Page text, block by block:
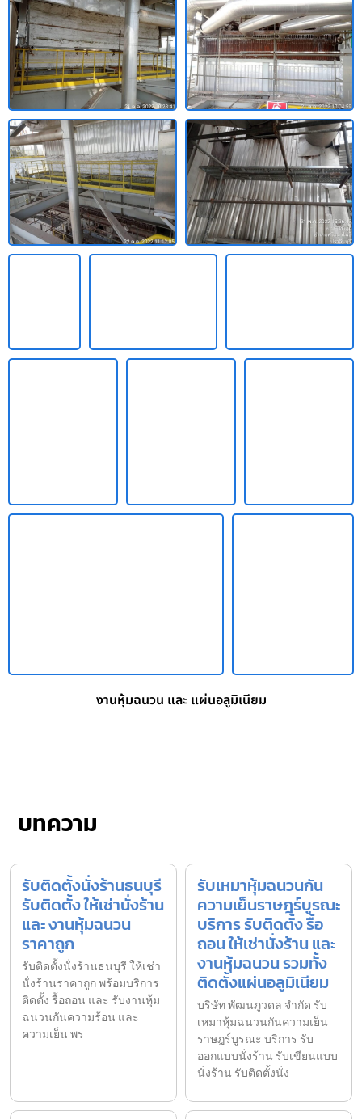
งานหุ้มฉนวน และ แผ่นอลูมิเนียม
บทความ
รับติดตั้งนั่งร้านธนบุรี
รับติดตั้ง ให้เช่านั่งร้าน
และ งานหุ้มฉนวน
ราคาถูก
รับติดตั้งนั่งร้านธนบุรี ให้เช่า
นั่งร้านราคาถูก พร้อมบริการ
ติดตั้ง รื้อถอน และ รับงานหุ้ม
ฉนวนกันความร้อน และ
ความเย็น พร
รับเหมาหุ้มฉนวนกัน
ความเย็นราษฎร์บูรณะ
บริการ รับติดตั้ง รื้อ
ถอน ให้เช่านั่งร้าน และ
งานหุ้มฉนวน รวมทั้ง
ติดตั้งแผ่นอลูมิเนียม
บริษัท พัฒนภูวดล จำกัด รับ
เหมาหุ้มฉนวนกันความเย็น
ราษฎร์บูรณะ บริการ รับ
ออกแบบนั่งร้าน รับเขียนแบบ
นั่งร้าน รับติดตั้งนั่ง